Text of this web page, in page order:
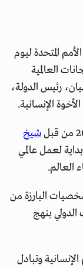
المتحدة ليوم
العالمية
رئيس الدولة،
الإنسانية.
شيخ
لعمل عالمي
العالم.
البارزة من
الدولي بنهج
وتبادل